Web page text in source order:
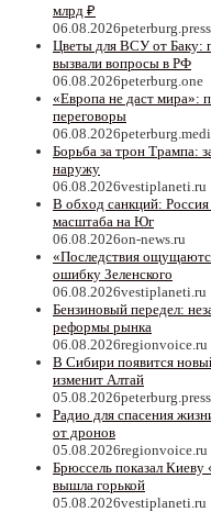
млрд ₽
06.08.2026peterburg.press
Цветы для ВСУ от Баку:
вызвали вопросы в РФ
06.08.2026peterburg.one
«Европа не даст мира»:
переговоры
06.08.2026
Борьба за трон Трампа:
наружу
06.08.2026vestiplaneti.ru
В обход санкций:
масштаба на Юг
06.08.2026on-news.ru
«Последствия
ошибку Зеленского
06.08.2026vestiplaneti.ru
Бензиновый передел:
реформы рынка
06.08.2026regionvoice.ru
В Сибири появится
изменит Алтай
05.08.2026peterburg.press
Радио для спасения
от дронов
05.08.2026regionvoice.ru
Брюссель показал Киеву
вышла горькой
05.08.2026vestiplaneti.ru